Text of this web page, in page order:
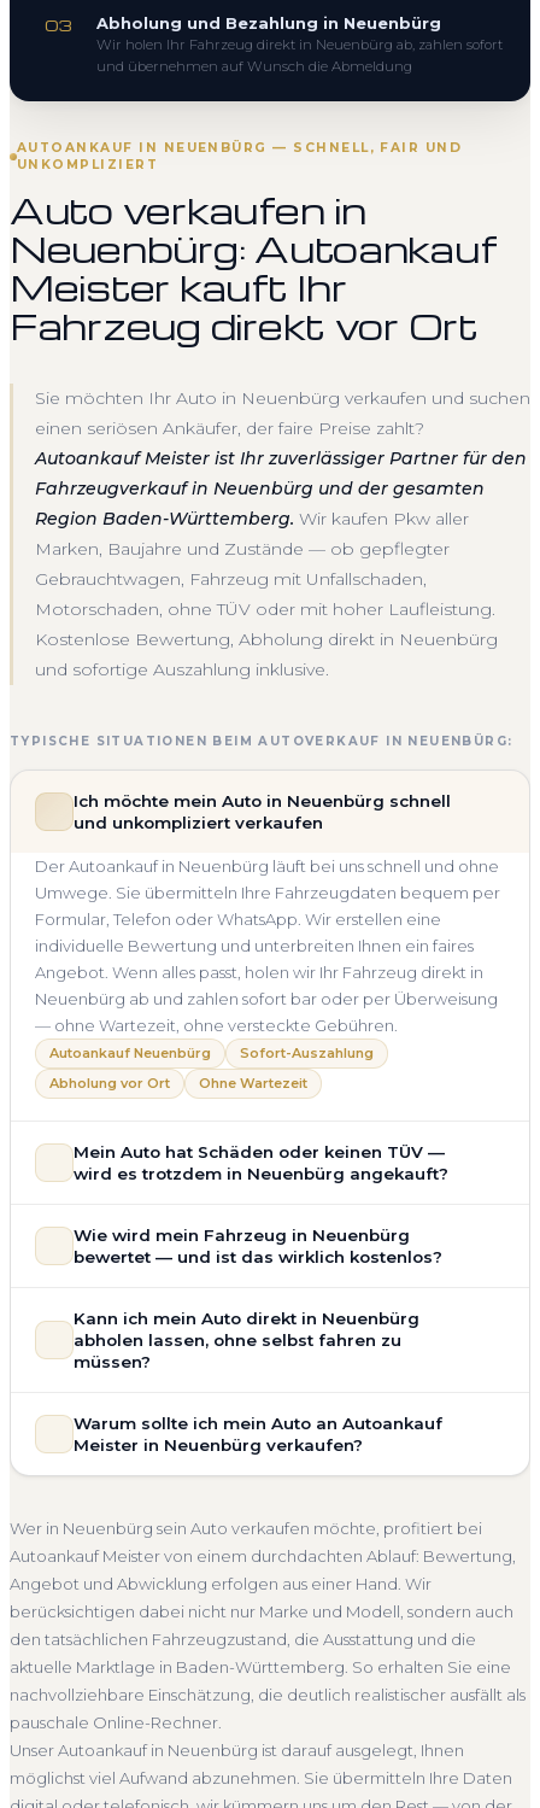
AUTOANKAUF IN NEUENBÜRG — SCHNELL, FAIR UND
UNKOMPLIZIERT
Auto verkaufen in
Neuenbürg: Autoankauf
Meister kauft Ihr
Fahrzeug direkt vor Ort
Sie möchten Ihr Auto in Neuenbürg verkaufen und suchen
einen seriösen Ankäufer, der faire Preise zahlt?
Autoankauf Meister ist Ihr zuverlässiger Partner für den
Fahrzeugverkauf in Neuenbürg und der gesamten
Region Baden-Württemberg. Wir kaufen Pkw aller
Marken, Baujahre und Zustände — ob gepflegter
Gebrauchtwagen, Fahrzeug mit Unfallschaden,
Motorschaden, ohne TÜV oder mit hoher Laufleistung.
Kostenlose Bewertung, Abholung direkt in Neuenbürg
und sofortige Auszahlung inklusive.
TYPISCHE SITUATIONEN BEIM AUTOVERKAUF IN NEUENBÜRG:
Ich möchte mein Auto in Neuenbürg schnell
und unkompliziert verkaufen
Der Autoankauf in Neuenbürg läuft bei uns schnell und ohne
Umwege. Sie übermitteln Ihre Fahrzeugdaten bequem per
Formular, Telefon oder WhatsApp. Wir erstellen eine
individuelle Bewertung und unterbreiten Ihnen ein faires
Angebot. Wenn alles passt, holen wir Ihr Fahrzeug direkt in
Neuenbürg ab und zahlen sofort bar oder per Überweisung
— ohne Wartezeit, ohne versteckte Gebühren.
Autoankauf Neuenbürg
Sofort-Auszahlung
Abholung vor Ort
Ohne Wartezeit
Mein Auto hat Schäden oder keinen TÜV —
wird es trotzdem in Neuenbürg angekauft?
Motorschaden, Getriebeschaden, abgelaufenem TÜV oder
allgemeinem Reparaturbedarf direkt in Neuenbürg an. Der
Bewertung ein. Anders als Online-Rechner berücksichtigen
wir den realen Zustand und die aktuelle Nachfrage für eine
Getriebeschaden
Faire Bewertung
Wie wird mein Fahrzeug in Neuenbürg
bewertet — und ist das wirklich kostenlos?
Neuenbürg ist vollständig kostenlos und unverbindlich. Wir
prüfen Marke, Modell, Baujahr, Kilometerstand, Ausstattung,
Einschätzung, die nah am tatsächlichen Verkaufspreis liegt —
speziell für den Markt in Baden-Württemberg.
Kann ich mein Auto direkt in Neuenbürg
abholen lassen, ohne selbst fahren zu
müssen?
umfasst die kostenlose Abholung direkt an Ihrer Adresse —
egal ob zu Hause, am Arbeitsplatz oder an einem Treffpunkt
erfolgt direkt bei Übergabe, auf Wunsch übernehmen wir
auch die Abmeldung.
Abholung Neuenbürg Nicht fahrbereit
Barzahlung
Abmeldung inklusive
Warum sollte ich mein Auto an Autoankauf
Meister in Neuenbürg verkaufen?
deutschlandweit an — auch in Neuenbürg und ganz Baden-
Württemberg. Sie erhalten eine kostenlose Bewertung, ein
verbindliches Angebot und auf Wunsch den kompletten
Service von der Abholung bis zur Abmeldung. Über 4.800
zufriedene Kunden sprechen für sich.
Seit 2010 4.800+ Ankäufe
Komplettservice
Baden-Württemberg
Wer in Neuenbürg sein Auto verkaufen möchte, profitiert bei
Autoankauf Meister von einem durchdachten Ablauf: Bewertung,
Angebot und Abwicklung erfolgen aus einer Hand. Wir
berücksichtigen dabei nicht nur Marke und Modell, sondern auch
den tatsächlichen Fahrzeugzustand, die Ausstattung und die
aktuelle Marktlage in Baden-Württemberg. So erhalten Sie eine
nachvollziehbare Einschätzung, die deutlich realistischer ausfällt als
pauschale Online-Rechner.
Unser Autoankauf in Neuenbürg ist darauf ausgelegt, Ihnen
möglichst viel Aufwand abzunehmen. Sie übermitteln Ihre Daten
03 Abholung und Bezahlung in Neuenbürg
Wir holen Ihr Fahrzeug direkt in Neuenbürg ab, zahlen sofort
und übernehmen auf Wunsch die Abmeldung